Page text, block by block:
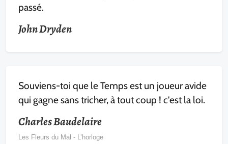
passé.
John Dryden
Souviens-toi que le Temps est un joueur avide
qui gagne sans tricher, à tout coup ! c'est la loi.
Charles Baudelaire
Les Fleurs du Mal - L’horloge